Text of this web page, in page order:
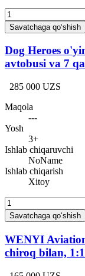
Savatchaga qo‘shish
Dog Heroes
avtobusi va 7
285 000 UZS
Maqola
---
Yosh
3+
Ishlab chiqaruvchi
NoName
Ishlab chiqarish
Xitoy
Savatchaga qo‘shish
WENYI
chiroq bilan,